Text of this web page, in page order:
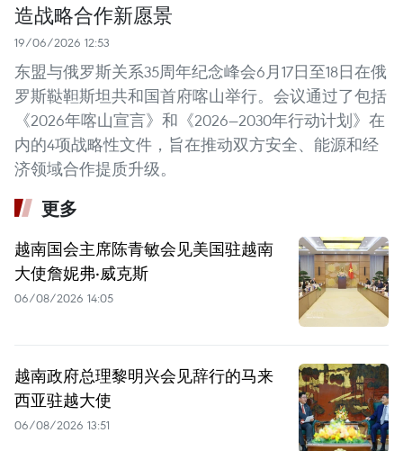
造战略合作新愿景
19/06/2026 12:53
东盟与俄罗斯关系35周年纪念峰会6月17日至18日在俄
罗斯鞑靼斯坦共和国首府喀山举行。会议通过了包括
《2026年喀山宣言》和《2026—2030年行动计划》在
内的4项战略性文件，旨在推动双方安全、能源和经
济领域合作提质升级。
更多
越南国会主席陈青敏会见美国驻越南
大使詹妮弗·威克斯
06/08/2026 14:05
越南政府总理黎明兴会见辞行的马来
西亚驻越大使
06/08/2026 13:51